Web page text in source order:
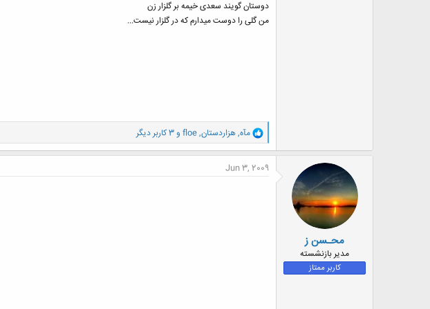
دوستان گویند سعدی خیمه بر گلزار زن
من گلی را دوست می​دارم که در گلزار نیست...
و
ا
ک
ش
مآه,هزاردستان,
floe و 3 کاربر دیگر
محـسن ز
مدیر بازنشسته
کاربر ممتاز
Jun 3, 2009